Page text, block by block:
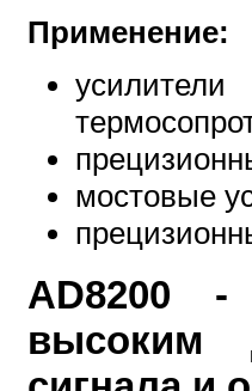
Применение:
мостовые
AD8200 -
высоким